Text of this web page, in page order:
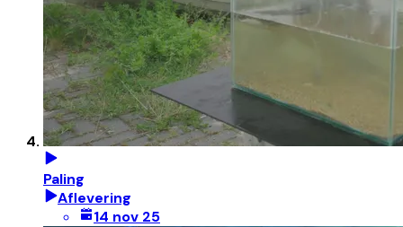
Paling
Aflevering
14 nov 25